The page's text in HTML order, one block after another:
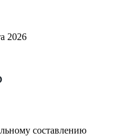
2026
составлению